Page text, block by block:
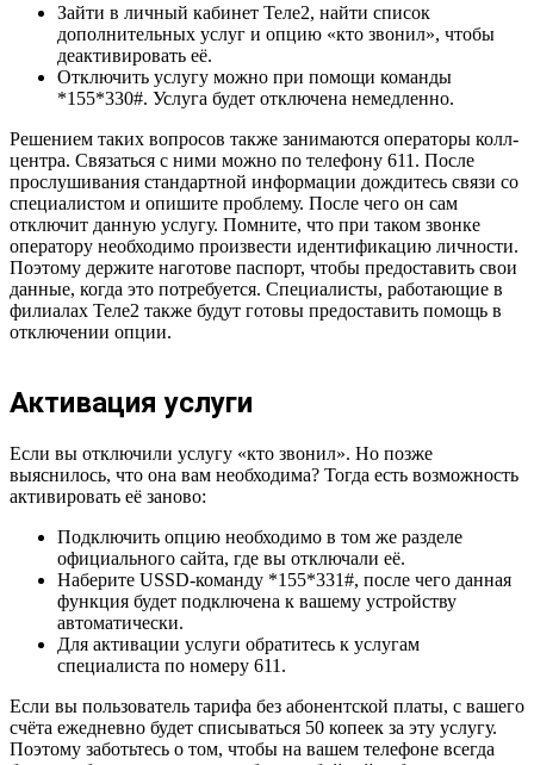
Зайти в личный кабинет Теле2, найти список
дополнительных услуг и опцию «кто звонил», чтобы
деактивировать её.
Отключить услугу можно при помощи команды
*155*330#. Услуга будет отключена немедленно.
Решением таких вопросов также занимаются операторы колл-
центра. Связаться с ними можно по телефону 611. После
прослушивания стандартной информации дождитесь связи со
специалистом и опишите проблему. После чего он сам
отключит данную услугу. Помните, что при таком звонке
оператору необходимо произвести идентификацию личности.
Поэтому держите наготове паспорт, чтобы предоставить свои
данные, когда это потребуется. Специалисты, работающие в
филиалах Теле2 также будут готовы предоставить помощь в
отключении опции.
Активация услуги
Если вы отключили услугу «кто звонил». Но позже
выяснилось, что она вам необходима? Тогда есть возможность
активировать её заново:
Подключить опцию необходимо в том же разделе
официального сайта, где вы отключали её.
Наберите USSD-команду *155*331#, после чего данная
функция будет подключена к вашему устройству
автоматически.
Для активации услуги обратитесь к услугам
специалиста по номеру 611.
Если вы пользователь тарифа без абонентской платы, с вашего
счёта ежедневно будет списываться 50 копеек за эту услугу.
Поэтому заботьтесь о том, чтобы на вашем телефоне всегда